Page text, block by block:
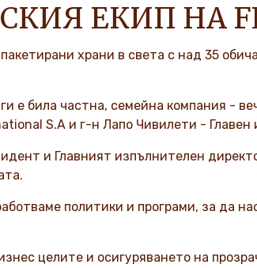
ЕКИП НА
храни в света с над 35
е била частна, семейна компания -
S.A и г-н Лапо Чивилети - Главен
и Главният изпълнителен
политики и програми, за да
целите и осигуряването на